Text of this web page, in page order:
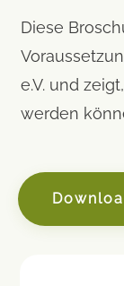
Diese
e.V. und
werden